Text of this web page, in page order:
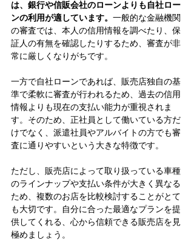
は、銀行や信販会社のローンよりも自社ロー
ンの利用が適しています。 一般的な金融機関
の審査では、本人の信用情報を調べたり、保
証人の有無を確認したりするため、審査が非
常に厳しくなりがちです。
一方で自社ローンであれば、販売店独自の基
準で柔軟に審査が行われるため、過去の信用
情報よりも現在の支払い能力が重視されま
す。そのため、正社員として働いている方だ
けでなく、派遣社員やアルバイトの方でも審
査に通りやすいという大きな特徴です。
ただし、販売店によって取り扱っている車種
のラインナップや支払い条件が大きく異なる
ため、複数のお店を比較検討することがとて
も大切です。自分に合った最適なプランを提
供してくれる、心から信頼できる販売店を見
極めましょう。